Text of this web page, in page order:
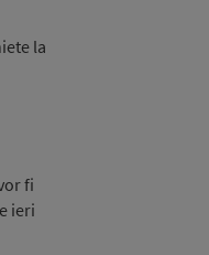
la
fi
ieri